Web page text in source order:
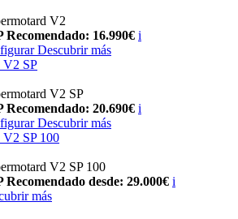
V2
Recomendado: 16.990€ i
Descubrir más
V2 SP
V2 SP
Recomendado: 20.690€ i
Descubrir más
V2 SP 100
V2 SP 100
Recomendado desde: 29.000€ i
más